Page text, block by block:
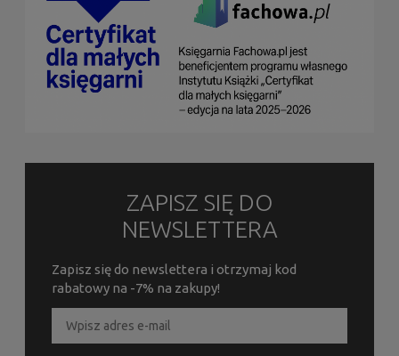
ZAPISZ SIĘ DO
NEWSLETTERA
Zapisz się do newslettera i otrzymaj kod
rabatowy na -7% na zakupy!